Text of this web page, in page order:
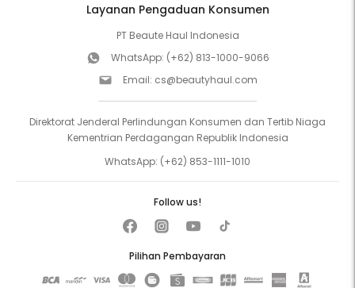
Layanan Pengaduan Konsumen
PT Beaute Haul Indonesia
WhatsApp: (+62) 813-1000-9066
Email: cs@beautyhaul.com
Direktorat Jenderal Perlindungan Konsumen dan Tertib Niaga
Kementrian Perdagangan Republik Indonesia
WhatsApp: (+62) 853-1111-1010
Pilihan Pembayaran
Follow us!